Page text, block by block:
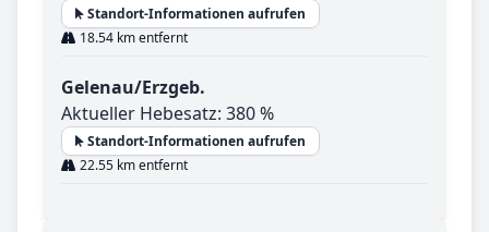
Standort-Informationen aufrufen
18.54 km entfernt
Gelenau/Erzgeb.
Aktueller Hebesatz: 380 %
Standort-Informationen aufrufen
22.55 km entfernt